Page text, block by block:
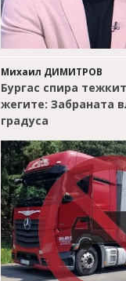
Михаил ДИМИТРОВ
Бургас спира
жегите: Забраната
градуса